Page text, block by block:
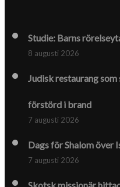
Studie: Barns
8 augusti 2026
Judisk restaurang
förstörd i brand
7 augusti 2026
Dags för Shalom över
7 augusti 2026
Skotsk missionär